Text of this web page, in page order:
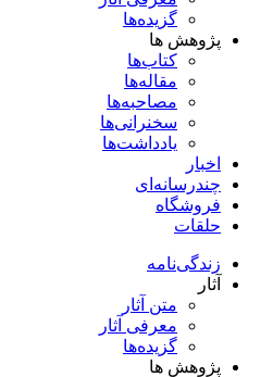
گزیده‌ها
پژوهش ها
کتاب‌ها
مقاله‌ها
مصاحبه‌ها
سخنرانی‌ها
یادداشت‌ها
اخبار
چندرسانه‌ای
فروشگاه
حلقات
زندگی‌نامه
آثار
متن آثار
معرفی آثار
گزیده‌ها
پژوهش ها